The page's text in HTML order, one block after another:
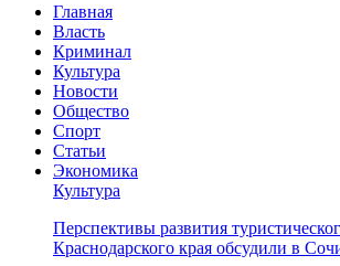
Главная
Власть
Криминал
Культура
Новости
Общество
Спорт
Статьи
Экономика
Культура
Перспективы развития
Краснодарского края обсудили в